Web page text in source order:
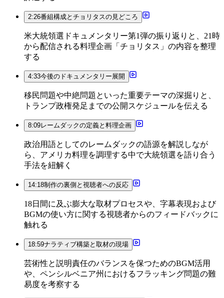
2:26番組構成とチョリタスの見どころ
米大統領選ドキュメンタリー第1弾の振り返りと、21時
から配信される料理企画「チョリタス」の内容を整理
する
4:33今後のドキュメンタリー展開
移民問題や中絶問題といった重要テーマの深掘りと、
トランプ政権発足までの公開スケジュールを伝える
8:09レームダックの定義と料理企画
政治用語としてのレームダックの語源を解説しなが
ら、アメリカ料理を調理する中で大統領選を語り合う
手法を紐解く
14:18制作の裏側と視聴者への反応
18日間に及ぶ膨大な取材プロセスや、字幕表現および
BGMの使い方に関する視聴者からのフィードバックに
触れる
18:59ナラティブ構築と取材の現場
芸術性と説明責任のバランスを保つためのBGM活用
や、ペンシルベニア州におけるフラッキング問題の難
易度を考察する